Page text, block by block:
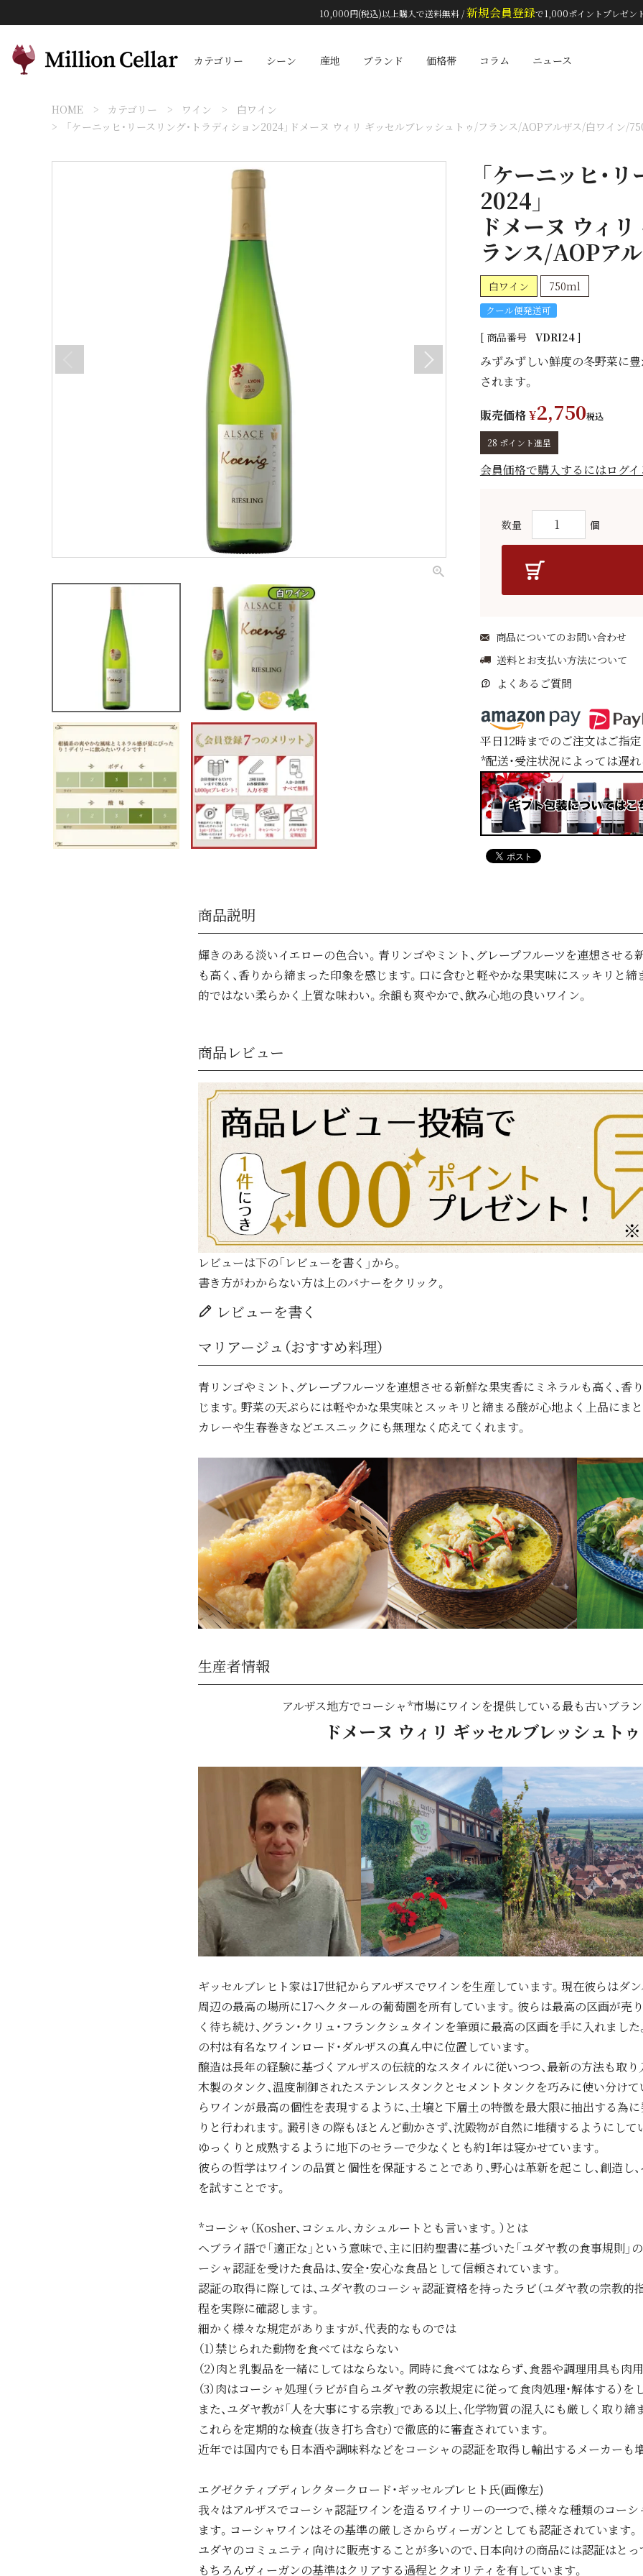
10,000円(税込)以上購入で送料無料 /新規会員登録で1,000ポイントプレゼン
カテゴリー シーン 産地 ブランド 価格帯 コラム ニュース
検索
HOME カテゴリー ワイン
白ワイン
「ケーニッヒ・リースリング・トラディション2024」ドメーヌ ウィリ ギッセルブレッシュトゥ/フランス/AOPアルザス/白ワイン/
「ケーニッヒ・
2024」
ドメーヌ ウィ
ランス/AOPア
白ワイン 750ml
クール便発送可
商品番号 VDRI24
みずみずしい鮮度の冬野菜に
されます。
販売価格¥2,750税込
28 ポイント進呈
会員価格で購入するにはログイ
商品についてのお問い合わせ
送料とお支払い方法について
よくあるご質問
平日12時までのご注文はご指
*配送・受注状況によっては遅
商品説明
輝きのある淡いイエローの色合い。青リンゴやミント、グレープフルーツを連想させる
も高く、香りから締まった印象を感じます。口に含むと軽やかな果実味にスッキリと締
的ではない柔らかく上質な味わい。余韻も爽やかで、飲み心地の良いワイン。
商品レビュー
レビューは下の「レビューを書く」から。
書き方がわからない方は上のバナーをクリック。
レビューを書く
マリアージュ（おすすめ料理）
青リンゴやミント、グレープフルーツを連想させる新鮮な果実香にミネラルも高く、香
じます。野菜の天ぷらには軽やかな果実味とスッキリと締まる酸が心地よく上品にま
カレーや生春巻きなどエスニックにも無理なく応えてくれます。
生産者情報
アルザス地方でコーシャ*市場にワインを提供している最も古いブラ
ドメーヌ ウィリ ギッセルブレッシュトゥ
ギッセルブレヒト家は17世紀からアルザスでワインを生産しています。現在彼らはダン
周辺の最高の場所に17ヘクタールの葡萄園を所有しています。彼らは最高の区画が売
く待ち続け、グラン・クリュ・フランクシュタインを筆頭に最高の区画を手に入れました
の村は有名なワインロード・ダルザスの真ん中に位置しています。
醸造は長年の経験に基づくアルザスの伝統的なスタイルに従いつつ、最新の方法も取
木製のタンク、温度制御されたステンレスタンクとセメントタンクを巧みに使い分け
らワインが最高の個性を表現するように、土壌と下層土の特徴を最大限に抽出する為
りと行われます。澱引きの際もほとんど動かさず、沈殿物が自然に堆積するようにして
ゆっくりと成熟するように地下のセラーで少なくとも約1年は寝かせています。
彼らの哲学はワインの品質と個性を保証することであり、野心は革新を起こし、創造し
を試すことです。
*コーシャ（Kosher、コシェル、カシュルートとも言います。）とは
ヘブライ語で「適正な」という意味で、主に旧約聖書に基づいた「ユダヤ教の食事規則」
ーシャ認証を受けた食品は、安全・安心な食品として信頼されています。
認証の取得に際しては、ユダヤ教のコーシャ認証資格を持ったラビ（ユダヤ教の宗教的指
程を実際に確認します。
細かく様々な規定がありますが、代表的なものでは
（1）禁じられた動物を食べてはならない
（2）肉と乳製品を一緒にしてはならない。同時に食べてはならず、食器や調理用具も肉
（3）肉はコーシャ処理（ラビが自らユダヤ教の宗教規定に従って食肉処理・解体する）
また、ユダヤ教が「人を大事にする宗教」である以上、化学物質の混入にも厳しく取り締
これらを定期的な検査（抜き打ち含む）で徹底的に審査されています。
近年では国内でも日本酒や調味料などをコーシャの認証を取得し輸出するメーカーも
エグゼクティブディレクタークロード・ギッセルブレヒト氏(画像左)
我々はアルザスでコーシャ認証ワインを造るワイナリーの一つで、様々な種類のコー
ます。コーシャワインはその基準の厳しさからヴィーガンとしても認証されています
ユダヤのコミュニティ向けに販売することが多いので、日本向けの商品には認証はとっ
もちろんヴィーガンの基準はクリアする過程とクオリティを有しています。